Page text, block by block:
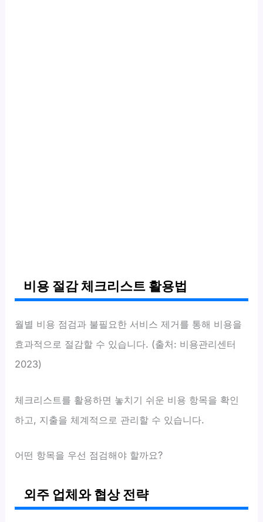
비용 절감 체크리스트 활용법
월별 비용 점검과 불필요한 서비스 제거를 통해 비용을
효과적으로 절감할 수 있습니다. (출처: 비용관리센터
2023)
체크리스트를 활용하면 놓치기 쉬운 비용 항목을 확인
하고, 지출을 체계적으로 관리할 수 있습니다.
어떤 항목을 우선 점검해야 할까요?
외주 업체와 협상 전략